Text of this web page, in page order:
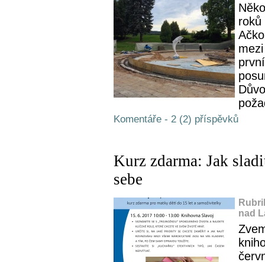
roků
Komentáře - 2 (2) příspěvků
Kurz zdarma: Jak
sebe
nad